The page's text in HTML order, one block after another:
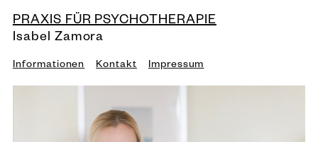
PRAXIS FÜR PSYCHOTHERAPIE
Isabel Zamora
Informationen Kontakt Impressum